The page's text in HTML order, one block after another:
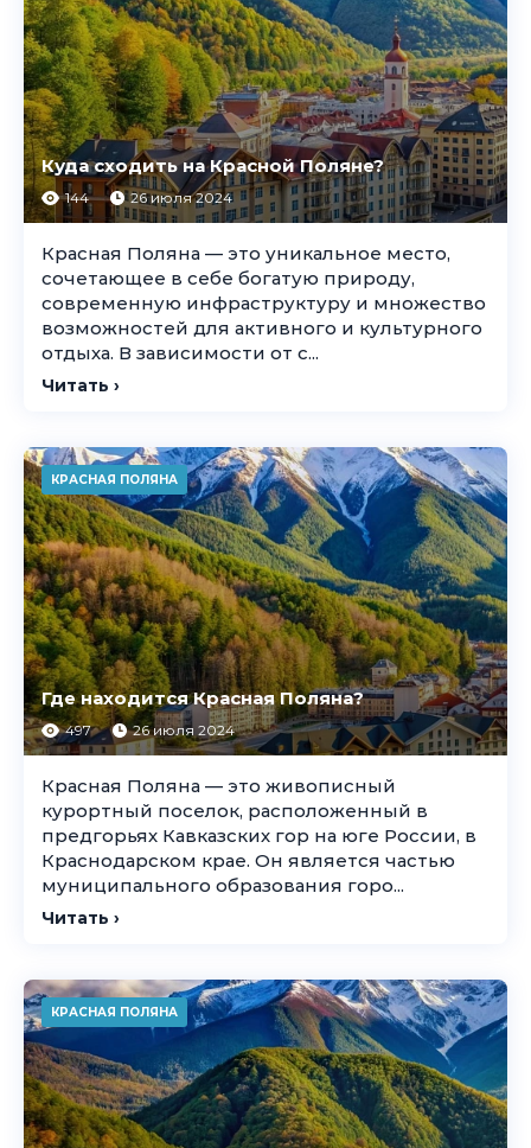
Куда сходить на Красной Поляне?
144 26 июля 2024
Красная Поляна — это уникальное место,
сочетающее в себе богатую природу,
современную инфраструктуру и множество
возможностей для активного и культурного
отдыха. В зависимости от с...
Читать ›
КРАСНАЯ ПОЛЯНА
Где находится Красная Поляна?
497 26 июля 2024
Красная Поляна — это живописный
курортный поселок, расположенный в
предгорьях Кавказских гор на юге России, в
Краснодарском крае. Он является частью
муниципального образования горо...
Читать ›
КРАСНАЯ ПОЛЯНА